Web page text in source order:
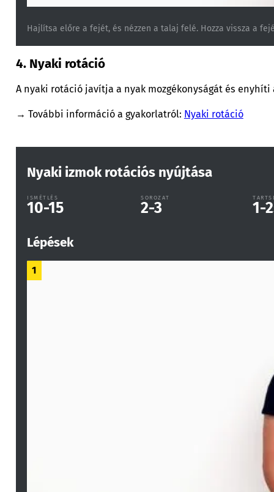
Hajlítsa előre a fejét, és nézzen a talaj felé. Hozza vissza a
4. Nyaki rotáció
A nyaki rotáció javítja a nyak mozgékonyságát és
→ További információ a gyakorlatról: Nyaki rotáció
Nyaki izmok rotációs nyújtása
ISMÉTLÉS
10-15
SOROZAT
2-3 1-2
Lépések
1